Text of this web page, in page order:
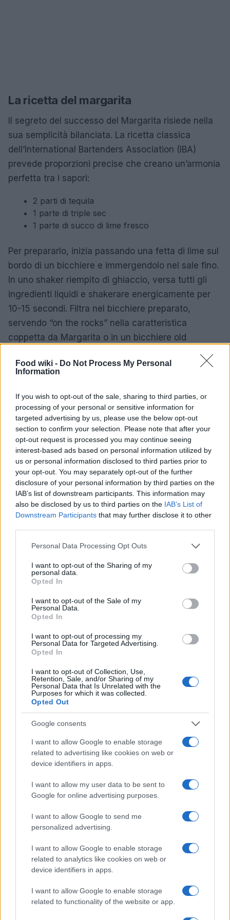
Food wiki - Do Not Process My Personal
Information
If you wish to opt-out of the sale, sharing to third parties, or
processing of your personal or sensitive information for
targeted advertising by us, please use the below opt-out
section to confirm your selection. Please note that after your
opt-out request is processed you may continue seeing
interest-based ads based on personal information utilized by
us or personal information disclosed to third parties prior to
your opt-out. You may separately opt-out of the further
disclosure of your personal information by third parties on the
IAB’s list of downstream participants. This information may
also be disclosed by us to third parties on the IAB’s List of
Downstream Participants that may further disclose it to other
Please note that this website/app uses one or more Google
not limited to your visit or usage behaviour. You may click to
grant or deny consent to Google and its third-party tags to
use your data for below specified purposes in below Google
consent section.
Personal Data Processing Opt Outs
I want to opt-out of the Sharing of my
personal data.
Opted In
I want to opt-out of the Sale of my
Personal Data.
Opted In
I want to opt-out of processing my
Personal Data for Targeted Advertising.
Opted In
I want to opt-out of Collection, Use,
Retention, Sale, and/or Sharing of my
Personal Data that Is Unrelated with the
Purposes for which it was collected.
Opted Out
Google consents
I want to allow Google to enable storage
related to advertising like cookies on web or
device identifiers in apps.
I want to allow my user data to be sent to
Google for online advertising purposes.
I want to allow Google to send me
personalized advertising.
I want to allow Google to enable storage
related to analytics like cookies on web or
device identifiers in apps.
I want to allow Google to enable storage
related to functionality of the website or app.
La ricetta del margarita
Il segreto del successo del Margarita risiede nella
sua semplicità bilanciata. La ricetta classica
dell’International Bartenders Association (IBA)
prevede proporzioni precise che creano un’armonia
perfetta tra i sapori:
2 parti di tequila
1 parte di triple sec
1 parte di succo di lime fresco
Per prepararlo, inizia passando una fetta di lime sul
bordo di un bicchiere e immergendolo nel sale fino.
In uno shaker riempito di ghiaccio, versa tutti gli
ingredienti liquidi e shakerare energicamente per
10-15 secondi. Filtra nel bicchiere preparato,
servendo “on the rocks” nella caratteristica
coppetta da Margarita o in un bicchiere old
La proporzione 2:1:1 rappresenta la formula magica
distillato, la dolcezza del liquore all’arancia e
l’acidità agrumata del lime. La tequila deve essere
rigorosamente 100% agave per garantire qualità e
autenticità, mentre il lime deve essere sempre
fresco per ottenere quella vivacità che caratterizza
il cocktail.
Abbinamenti gastronomici con il
margarita
Il Margarita non è solo un aperitivo, ma un
compagno ideale per numerose preparazioni
culinarie. La sua natura acidula e rinfrescante lo
rende perfetto per sgrassare il palato e valorizzare
sapori intensi e speziati. L’abbinamento più naturale
rimane quello con la cucina messicana tradizionale:
tacos con carne alla griglia, burritos, tortillas di
mais e guacamole rappresentano l’accoppiata
perfetta.
La freschezza del cocktail contrasta
magnificamente con la piccantezza dei jalapeños e
la ricchezza dell’avocado. Ma le possibilità non si
fermano qui. Il mix del cocktail si sposa
eccellentemente con cibi speziati che necessitano